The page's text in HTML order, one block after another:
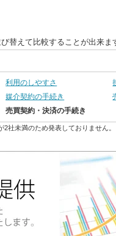
替えて比較することが出来ま
利用のしやすさ
媒介契約の手続き
売買契約・決済の手続き
社未満のため発表しておりません。